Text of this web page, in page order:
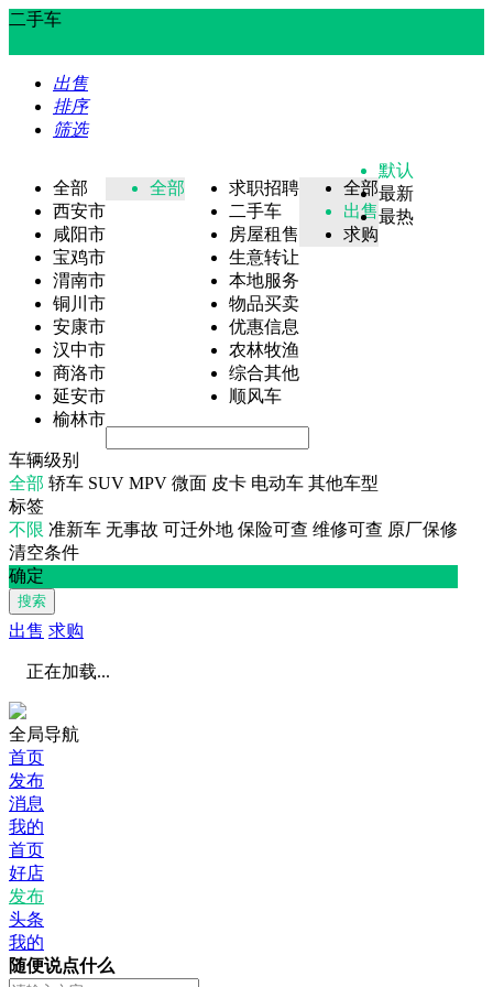
二手车
出售
排序
筛选
全部
西安市
咸阳市
宝鸡市
渭南市
铜川市
安康市
汉中市
商洛市
延安市
榆林市
全部
求职招聘
二手车
房屋租售
生意转让
本地服务
物品买卖
优惠信息
农林牧渔
综合其他
顺风车
全部
出售
求购
默认
最新
最热
车辆级别
全部 轿车 SUV MPV 微面 皮卡 电动车 其他车型
标签
不限 准新车 无事故 可迁外地 保险可查 维修可查 原厂保修
清空条件
确定
搜索
出售 求购
正在加载...
全局导航
首页
发布
消息
我的
首页
好店
发布
头条
我的
随便说点什么